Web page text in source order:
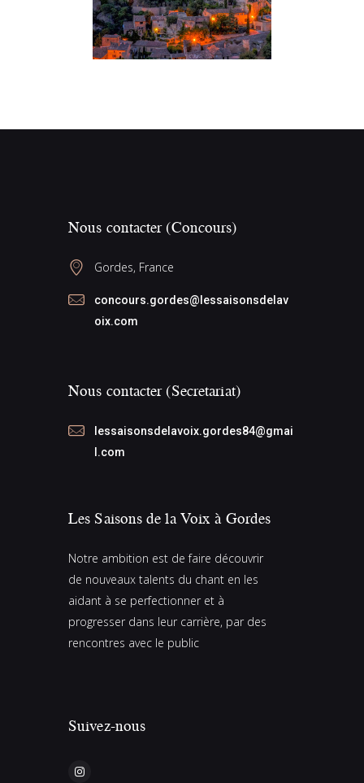
Nous contacter (Concours)
Gordes, France
concours.gordes@lessaisonsdelav
oix.com
Nous contacter (Secretariat)
lessaisonsdelavoix.gordes84@gmai
l.com
Les Saisons de la Voix à Gordes
Notre ambition est de faire découvrir
de nouveaux talents du chant en les
aidant à se perfectionner et à
progresser dans leur carrière, par des
rencontres avec le public
Suivez-nous